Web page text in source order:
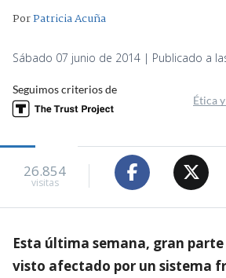
PorPatricia Acuña
Sábado 07 junio de 2014 | Publicado a
Seguimos criterios de
Ética
26.854
visitas
Esta última semana, gran parte
visto afectado por un sistema